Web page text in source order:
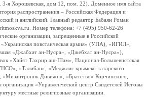
я Хорошевская, дом 12, пом. 22). Доменное имя сайта
распространения – Российская Федерация и
и английский. Главный редактор Бабаян Роман
Номер телефона: +7 (495) 950-62-26
организации, запрещенные в Российской
повстанческая армия» (УПА), «ИГИЛ»,
«Джабхат ан-Нусра», «Джебхат ан-Нусра»),
«Хайят Тахрир аш-Шам», Национал-Большевистская
«Талибан», «Меджлис крымско-татарского
Дивижн», «Братство» Корчинского,
организация «Управленческий центр Свидетелей Иеговы
местные религиозные организации.